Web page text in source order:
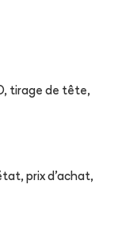
tirage de tête,
prix d'achat,